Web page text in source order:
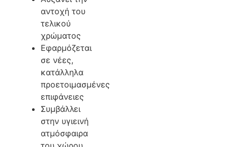
αντοχή του
τελικού
χρώματος
Εφαρμόζεται
σε νέες,
κατάλληλα
προετοιμασμένες
επιφάνειες
Συμβάλλει
στην υγιεινή
ατμόσφαιρα